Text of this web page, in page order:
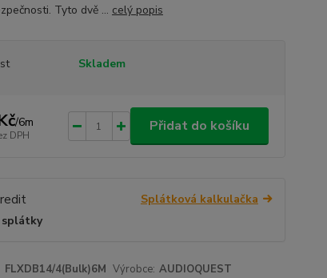
Tyto dvě ... celý popis
Skladem
/6m
DPH
Přidat do košíku
Splátková kalkulačka
splátky
FLXDB14/4(Bulk)6M Výrobce: AUDIOQUEST